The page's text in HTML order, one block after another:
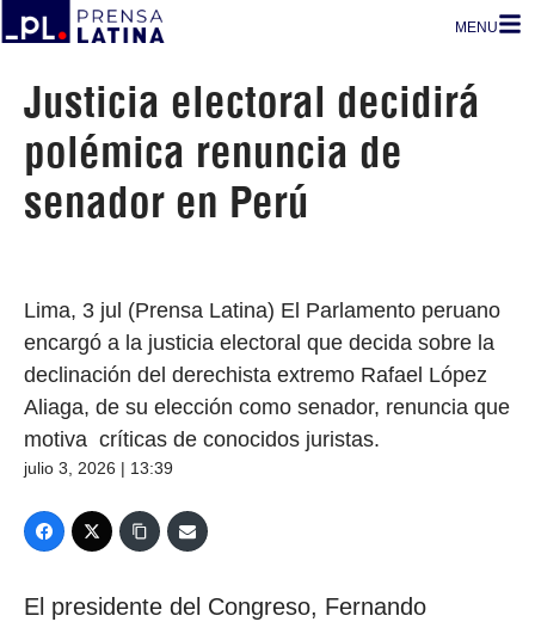
MENU
Justicia electoral decidirá
polémica renuncia de
senador en Perú
Lima, 3 jul (Prensa Latina) El Parlamento peruano
encargó a la justicia electoral que decida sobre la
declinación del derechista extremo Rafael López
Aliaga, de su elección como senador, renuncia que
motiva críticas de conocidos juristas.
julio 3, 2026 | 13:39
El presidente del Congreso, Fernando